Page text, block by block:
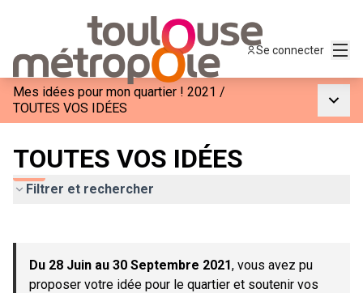
Se connecter
Mes idées pour mon quartier ! 2021 /
TOUTES VOS IDÉES
TOUTES VOS IDÉES
Filtrer et rechercher
−
Du 28 Juin au 30 Septembre 2021, vous avez pu
proposer votre idée pour le quartier et soutenir vos